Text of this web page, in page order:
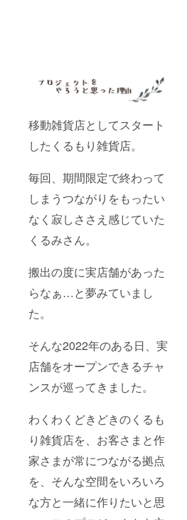
移動雑貨店としてスタート
したくるもり雑貨店。
毎回、期間限定で終わって
しまうつながりをもったい
なく寂しささえ感じていた
くるみさん。
搬出の度に実店舗があった
らなぁ…と夢みていまし
た。
そんな2022年のある日、実
店舗をオープンできるチャ
ンスが巡ってきました。
わくわくどきどきのくるも
り雑貨店を、お客さまと作
家さまが常につながる拠点
を、そんな空間をいろいろ
な方と一緒に作りたいと思